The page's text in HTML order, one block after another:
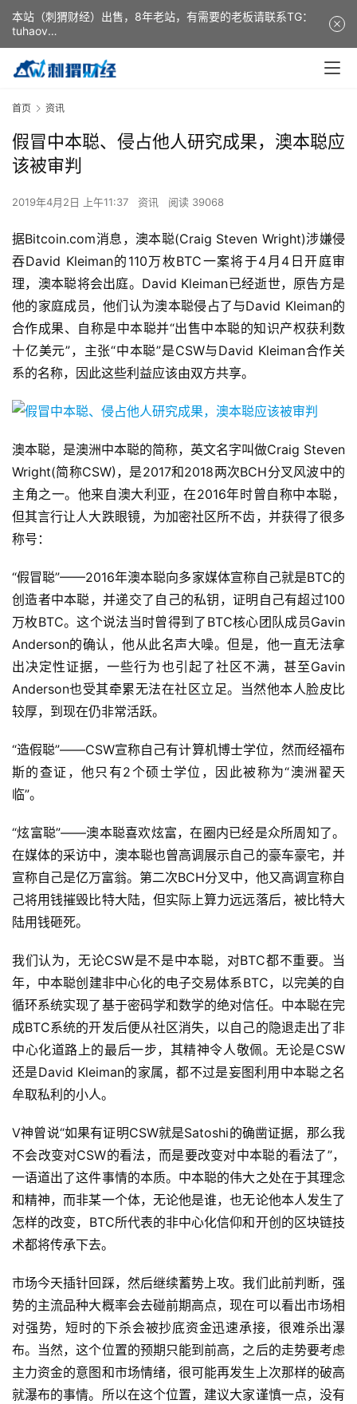
首页 资讯
假冒中本聪、侵占他人研究成果，澳本聪应
该被审判
2019年4月2日 上午11:37 资讯 阅读 39068
据Bitcoin.com消息，澳本聪(Craig Steven Wright)涉嫌侵
吞David Kleiman的110万枚BTC一案将于4月4日开庭审
理，澳本聪将会出庭。David Kleiman已经逝世，原告方是
他的家庭成员，他们认为澳本聪侵占了与David Kleiman的
合作成果、自称是中本聪并“出售中本聪的知识产权获利数
十亿美元”，主张“中本聪”是CSW与David Kleiman合作关
系的名称，因此这些利益应该由双方共享。
澳本聪，是澳洲中本聪的简称，英文名字叫做Craig Steven
Wright(简称CSW)，是2017和2018两次BCH分叉风波中的
主角之一。他来自澳大利亚，在2016年时曾自称中本聪，
但其言行让人大跌眼镜，为加密社区所不齿，并获得了很多
称号：
“假冒聪”——2016年澳本聪向多家媒体宣称自己就是BTC的
创造者中本聪，并递交了自己的私钥，证明自己有超过100
万枚BTC。这个说法当时曾得到了BTC核心团队成员Gavin
Anderson的确认，他从此名声大噪。但是，他一直无法拿
出决定性证据，一些行为也引起了社区不满，甚至Gavin
Anderson也受其牵累无法在社区立足。当然他本人脸皮比
较厚，到现在仍非常活跃。
“造假聪”——CSW宣称自己有计算机博士学位，然而经福布
斯的查证，他只有2个硕士学位，因此被称为“澳洲翟天
临”。
“炫富聪”——澳本聪喜欢炫富，在圈内已经是众所周知了。
在媒体的采访中，澳本聪也曾高调展示自己的豪车豪宅，并
宣称自己是亿万富翁。第二次BCH分叉中，他又高调宣称自
己将用钱摧毁比特大陆，但实际上算力远远落后，被比特大
陆用钱砸死。
我们认为，无论CSW是不是中本聪，对BTC都不重要。当
年，中本聪创建非中心化的电子交易体系BTC，以完美的自
循环系统实现了基于密码学和数学的绝对信任。中本聪在完
成BTC系统的开发后便从社区消失，以自己的隐退走出了非
中心化道路上的最后一步，其精神令人敬佩。无论是CSW
还是David Kleiman的家属，都不过是妄图利用中本聪之名
牟取私利的小人。
V神曾说“如果有证明CSW就是Satoshi的确凿证据，那么我
不会改变对CSW的看法，而是要改变对中本聪的看法了”，
一语道出了这件事情的本质。中本聪的伟大之处在于其理念
和精神，而非某一个体，无论他是谁，也无论他本人发生了
怎样的改变，BTC所代表的非中心化信仰和开创的区块链技
术都将传承下去。
市场今天插针回踩，然后继续蓄势上攻。我们此前判断，强
势的主流品种大概率会去碰前期高点，现在可以看出市场相
对强势，短时的下杀会被抄底资金迅速承接，很难杀出瀑
布。当然，这个位置的预期只能到前高，之后的走势要考虑
主力资金的意图和市场情绪，很可能再发生上次那样的破高
就瀑布的事情。所以在这个位置，建议大家谨慎一点，没有
本站（刺猬财经）出售，8年老站，有需要的老板请联系TG：
tuhaov
This website (ciweicaijing) is for sale. It is a 8-year-old
website. If you need it, please contact TG: tuhaov